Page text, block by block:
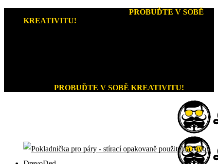
PROBUĎTE V SOBĚ
KREATIVITU!
PROBUĎTE V SOBĚ KREATIVITU!